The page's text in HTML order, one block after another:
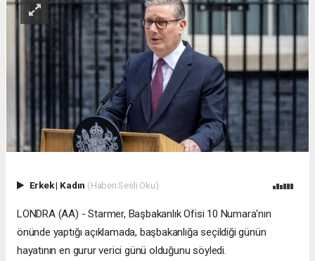
Erkek| Kadın (Haberi Sesli Oku)
LONDRA (AA) - Starmer, Başbakanlık Ofisi 10 Numara'nın
önünde yaptığı açıklamada, başbakanlığa seçildiği günün
hayatının en gurur verici günü olduğunu söyledi.